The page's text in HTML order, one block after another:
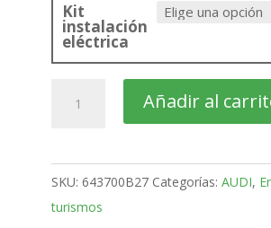
Kit
instalación
eléctrica
Puertas
Bola
fija
Añadir al
SKU: 643700B27 Categorías: AUDI,
turismos